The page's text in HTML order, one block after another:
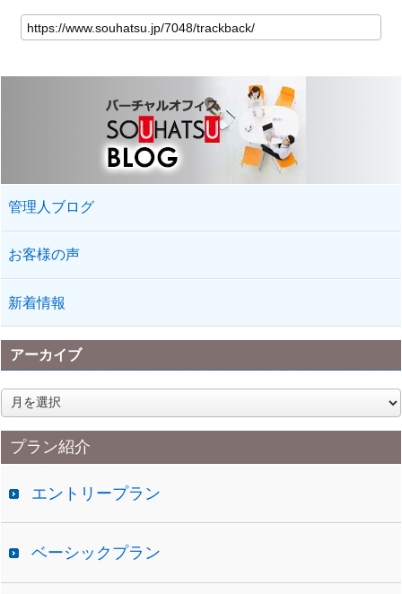
管理人ブログ
お客様の声
新着情報
アーカイブ
ア
ー
カ
イプラン紹介
エントリープラン
ベーシックプラン